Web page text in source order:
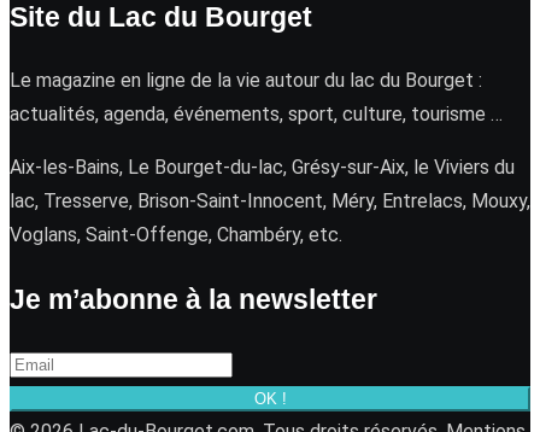
Site du Lac du Bourget
Le magazine en ligne de la vie autour du lac du Bourget :
actualités, agenda, événements, sport, culture, tourisme …
Aix-les-Bains, Le Bourget-du-lac, Grésy-sur-Aix, le Viviers du
lac, Tresserve, Brison-Saint-Innocent, Méry, Entrelacs, Mouxy,
Voglans, Saint-Offenge, Chambéry, etc.
Je m’abonne à la newsletter
OK !